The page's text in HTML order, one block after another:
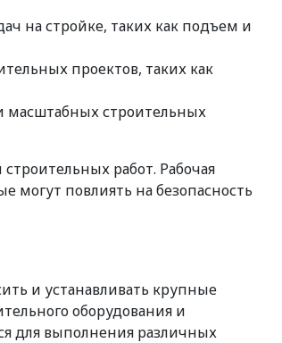
на стройке, таких как подъем и
проектов, таких как
масштабных строительных
работ. Рабочая
могут повлиять на безопасность
и устанавливать крупные
оборудования и
для выполнения различных